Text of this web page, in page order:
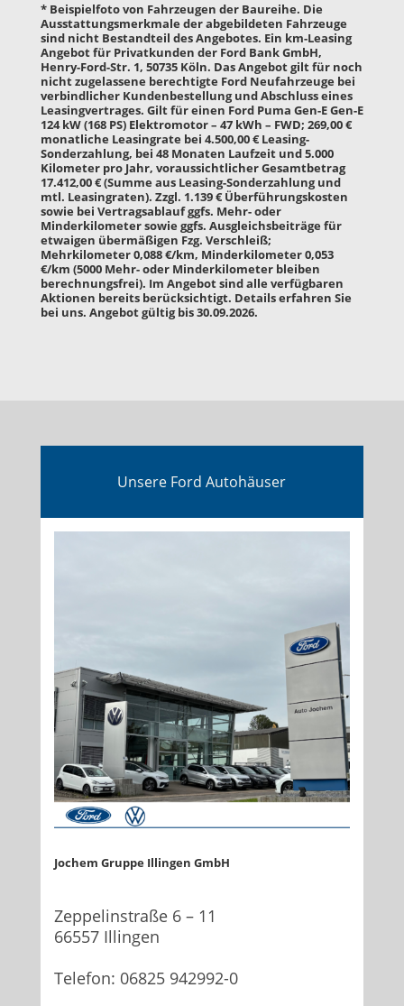
* Beispielfoto von Fahrzeugen der Baureihe. Die
Ausstattungsmerkmale der abgebildeten Fahrzeuge
sind nicht Bestandteil des Angebotes. Ein km-Leasing
Angebot für Privatkunden der Ford Bank GmbH,
Henry-Ford-Str. 1, 50735 Köln. Das Angebot gilt für noch
nicht zugelassene berechtigte Ford Neufahrzeuge bei
verbindlicher Kundenbestellung und Abschluss eines
Leasingvertrages. Gilt für einen Ford Puma Gen-E Gen-E
124 kW (168 PS) Elektromotor – 47 kWh – FWD; 269,00 €
monatliche Leasingrate bei 4.500,00 € Leasing-
Sonderzahlung, bei 48 Monaten Laufzeit und 5.000
Kilometer pro Jahr, voraussichtlicher Gesamtbetrag
17.412,00 € (Summe aus Leasing-Sonderzahlung und
mtl. Leasingraten). Zzgl. 1.139 € Überführungskosten
sowie bei Vertragsablauf ggfs. Mehr- oder
Minderkilometer sowie ggfs. Ausgleichsbeiträge für
etwaigen übermäßigen Fzg. Verschleiß;
Mehrkilometer 0,088 €/km, Minderkilometer 0,053
€/km (5000 Mehr- oder Minderkilometer bleiben
berechnungsfrei). Im Angebot sind alle verfügbaren
Aktionen bereits berücksichtigt. Details erfahren Sie
bei uns. Angebot gültig bis 30.09.2026.
Unsere Ford Autohäuser
Jochem Gruppe Illingen GmbH
Zeppelinstraße 6 – 11
66557 Illingen
Telefon: 06825 942992-0